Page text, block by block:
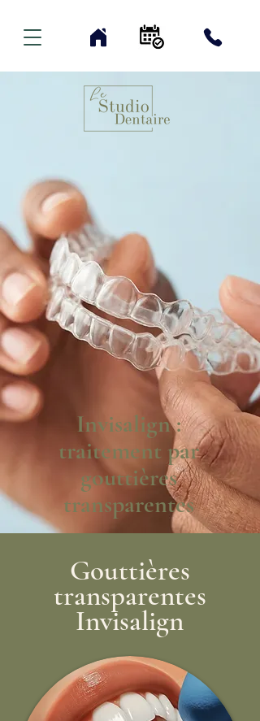
Invisalign :
traitement par
gouttières
transparentes
Gouttières
transparentes
Invisalign